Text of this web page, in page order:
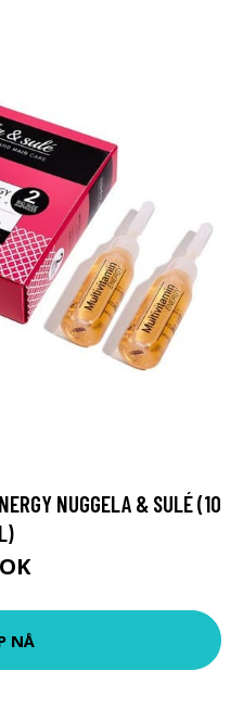
NUGGELA & SULÉ (10
NÅ